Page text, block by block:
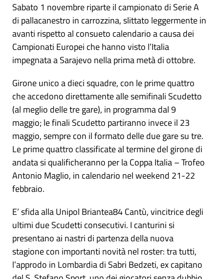
Sabato 1 novembre riparte il campionato di Serie A
di pallacanestro in carrozzina, slittato leggermente in
avanti rispetto al consueto calendario a causa dei
Campionati Europei che hanno visto l’Italia
impegnata a Sarajevo nella prima metà di ottobre.
Girone unico a dieci squadre, con le prime quattro
che accedono direttamente alle semifinali Scudetto
(al meglio delle tre gare), in programma dal 9
maggio; le finali Scudetto partiranno invece il 23
maggio, sempre con il formato delle due gare su tre.
Le prime quattro classificate al termine del girone di
andata si qualificheranno per la Coppa Italia – Trofeo
Antonio Maglio, in calendario nel weekend 21-22
febbraio.
E’ sfida alla Unipol Briantea84 Cantù, vincitrice degli
ultimi due Scudetti consecutivi. I canturini si
presentano ai nastri di partenza della nuova
stagione con importanti novità nel roster: tra tutti,
l’approdo in Lombardia di Sabri Bedzeti, ex capitano